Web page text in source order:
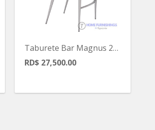
Taburete Bar Magnus 29 Blanco/silver Ta-0058
RD$ 27,500.00